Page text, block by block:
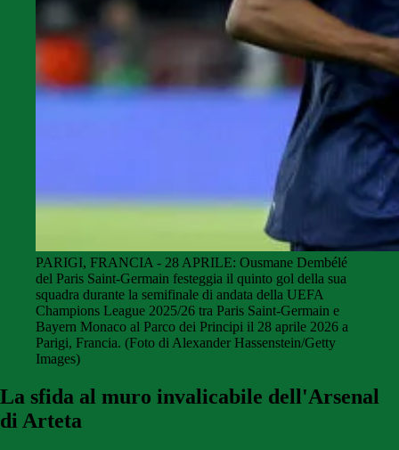
PARIGI, FRANCIA - 28 APRILE: Ousmane Dembélé
del Paris Saint-Germain festeggia il quinto gol della sua
squadra durante la semifinale di andata della UEFA
Champions League 2025/26 tra Paris Saint-Germain e
Bayern Monaco al Parco dei Principi il 28 aprile 2026 a
Parigi, Francia. (Foto di Alexander Hassenstein/Getty
Images)
La sfida al muro invalicabile dell'Arsenal
di Arteta